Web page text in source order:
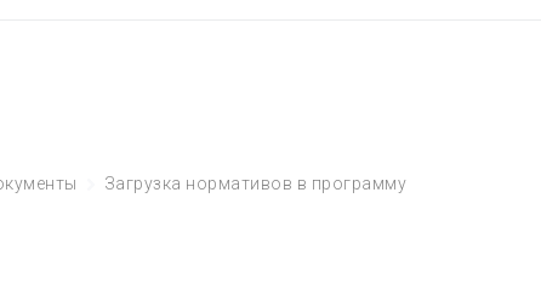
Загрузка нормативов в программу